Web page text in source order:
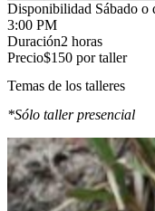
Disponibilidad Sábado
3:00 PM
Duración2 horas
Precio$150 por taller
Temas de los talleres
*Sólo taller presencial